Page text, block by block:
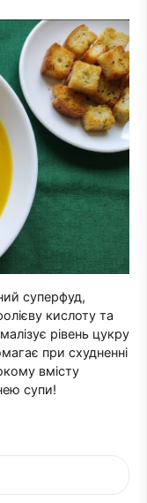
суперфуд,
кислоту та
рівень цукру
при схудненні
вмісту
супи!